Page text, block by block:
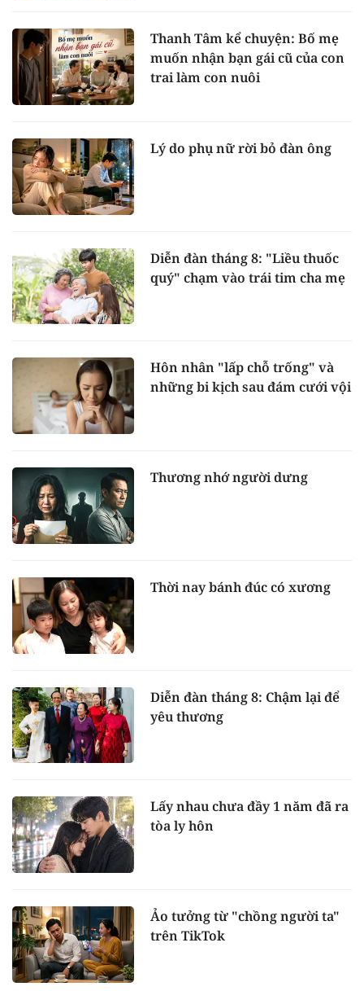
Thanh Tâm kể chuyện: Bố mẹ
muốn nhận bạn gái cũ của con
trai làm con nuôi
Lý do phụ nữ rời bỏ đàn ông
Diễn đàn tháng 8: "Liều thuốc
quý" chạm vào trái tim cha mẹ
Hôn nhân "lấp chỗ trống" và
những bi kịch sau đám cưới vội
Thương nhớ người dưng
Thời nay bánh đúc có xương
Diễn đàn tháng 8: Chậm lại để
yêu thương
Lấy nhau chưa đầy 1 năm đã ra
tòa ly hôn
Ảo tưởng từ "chồng người ta"
trên TikTok